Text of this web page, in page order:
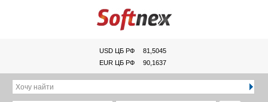
USD ЦБ РФ
81,5045
EUR ЦБ РФ
90,1637
Хочу найти